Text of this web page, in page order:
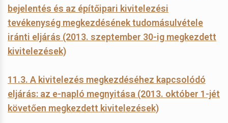
bejelentés és az építőipari kivitelezési
tevékenység megkezdésének tudomásulvétele
iránti eljárás (2013. szeptember 30-ig megkezdett
kivitelezések)
11.3. A kivitelezés megkezdéséhez kapcsolódó
eljárás: az e-napló megnyitása (2013. október 1-jét
követően megkezdett kivitelezések)